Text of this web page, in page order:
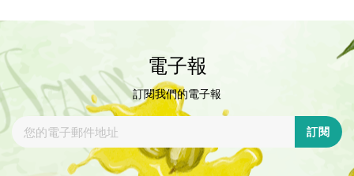
電子報
訂閱我們的電子報
訂閱